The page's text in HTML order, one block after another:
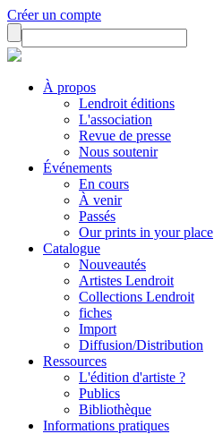
Créer un compte
À propos
Lendroit éditions
L'association
Revue de presse
Nous soutenir
Événements
En cours
À venir
Passés
Our prints in your place
Catalogue
Nouveautés
Artistes Lendroit
Collections Lendroit
fiches
Import
Diffusion/Distribution
Ressources
L'édition d'artiste ?
Publics
Bibliothèque
Informations pratiques